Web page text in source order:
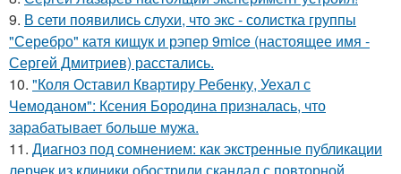
9. В сети появились слухи, что экс - солистка группы
"Серебро" катя кищук и рэпер 9mice (настоящее имя -
Сергей Дмитриев) расстались.
10. "Коля Оставил Квартиру Ребенку, Уехал с
Чемоданом": Ксения Бородина призналась, что
зарабатывает больше мужа.
11. Диагноз под сомнением: как экстренные публикации